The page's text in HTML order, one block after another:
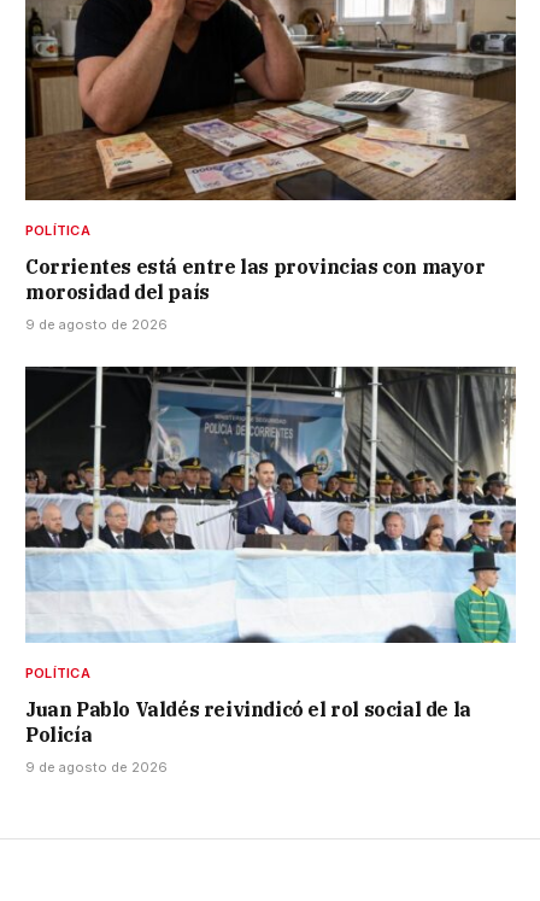
POLÍTICA
Corrientes está entre las provincias con mayor
morosidad del país
9 de agosto de 2026
POLÍTICA
Juan Pablo Valdés reivindicó el rol social de la
Policía
9 de agosto de 2026